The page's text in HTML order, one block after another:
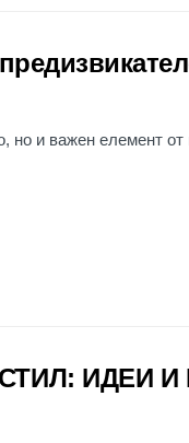
но и важен елемент
ИДЕИ